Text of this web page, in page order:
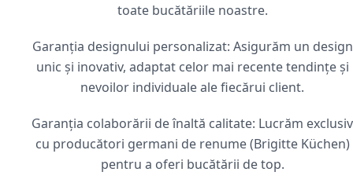
toate bucătăriile noastre.
Garanția designului personalizat: Asigurăm un design
unic și inovativ, adaptat celor mai recente tendințe și
nevoilor individuale ale fiecărui client.
Garanția colaborării de înaltă calitate: Lucrăm exclusiv
cu producători germani de renume (Brigitte Küchen)
pentru a oferi bucătării de top.